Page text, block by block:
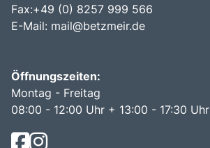
Fax:+49 (0) 8257 999 566
E-Mail: mail@betzmeir.de
Öffnungszeiten:
Montag - Freitag
08:00 - 12:00 Uhr + 13:00 - 17:30 Uhr